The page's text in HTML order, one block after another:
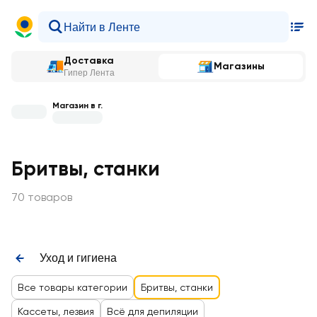
Доставка
Гипер Лента
Магазины
Магазин в г.
Бритвы, станки
70 товаров
Уход и гигиена
Все товары категории Бритвы, станки
Кассеты, лезвия Всё для депиляции